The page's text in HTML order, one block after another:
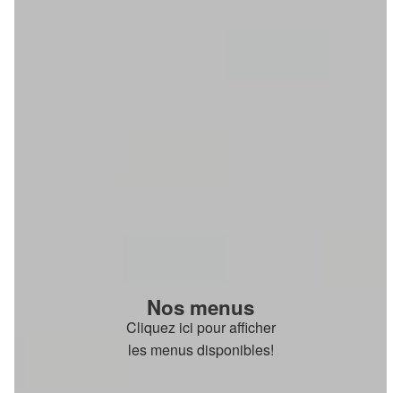
Nos menus
Cliquez ici pour afficher
les menus disponibles!